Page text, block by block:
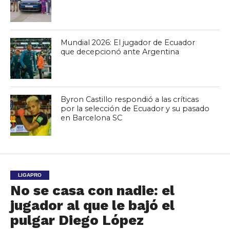
Mundial 2026: El jugador de Ecuador
que decepcionó ante Argentina
Byron Castillo respondió a las críticas
por la selección de Ecuador y su pasado
en Barcelona SC
LIGAPRO
No se casa con nadie: el
jugador al que le bajó el
pulgar Diego López